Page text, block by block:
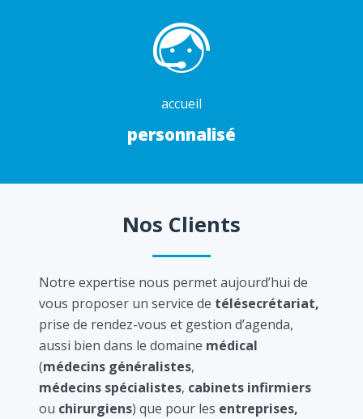
accueil
personnalisé
Nos Clients
Notre expertise nous permet aujourd’hui de
vous proposer un service de télésecrétariat,
prise de rendez-vous et gestion d’agenda,
aussi bien dans le domaine médical
(médecins généralistes,
médecins spécialistes, cabinets infirmiers
ou chirurgiens) que pour les entreprises,